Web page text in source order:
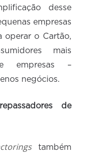
desse
empresas
operar o Cartão,
mais
empresas –
negócios.
de
também